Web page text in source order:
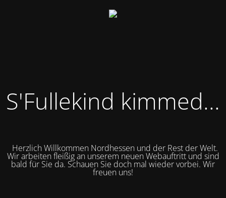
S'Fullekind kimmed...
Herzlich Willkommen Nordhessen und der Rest der Welt.
Wir arbeiten fleißig an unserem neuen Webauftritt und sind
bald für Sie da. Schauen Sie doch mal wieder vorbei. Wir
freuen uns!